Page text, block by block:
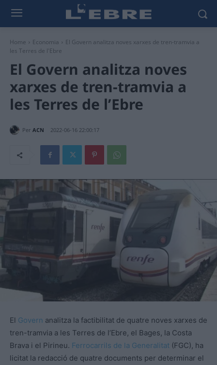
Home Economia
El Govern analitza noves xarxes de tren-tramvia a
les Terres de l'Ebre
El Govern analitza noves
xarxes de tren-tramvia a
les Terres de l’Ebre
Per ACN 2022-06-16 22:00:17
El Govern analitza la factibilitat de quatre noves xarxes de
tren-tramvia a les Terres de l’Ebre, el Bages, la Costa
Brava i el Pirineu. Ferrocarrils de la Generalitat (FGC), ha
licitat la redacció de quatre documents per determinar el